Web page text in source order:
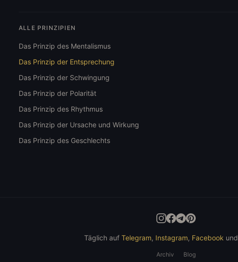
ALLE PRINZIPIEN
Das Prinzip des Mentalismus
Das Prinzip der Entsprechung
Das Prinzip der Schwingung
Das Prinzip der Polarität
Das Prinzip des Rhythmus
Das Prinzip der Ursache und Wirkung
Das Prinzip des Geschlechts
Täglich auf Telegram, Instagram, Facebook und
Archiv Blog